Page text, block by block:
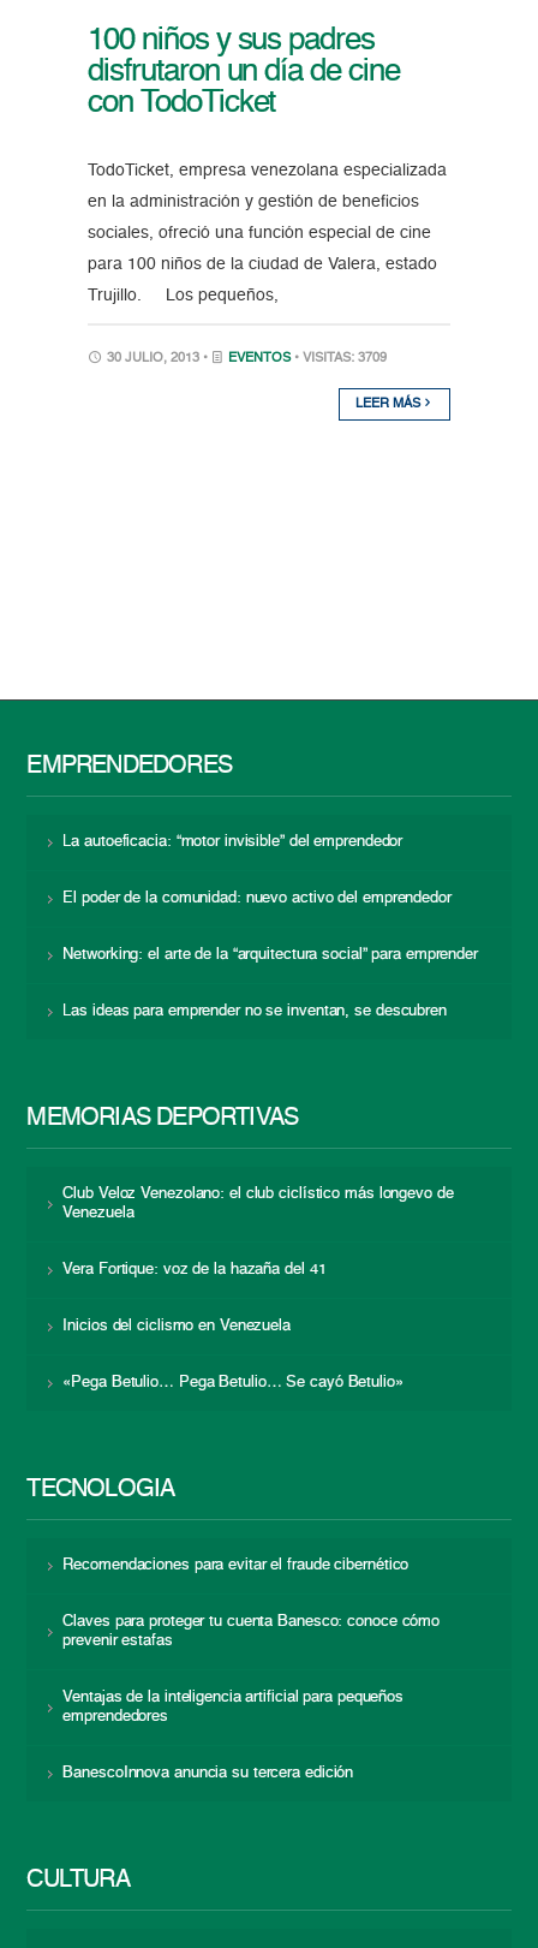
100 niños y sus padres
disfrutaron un día de cine
con TodoTicket
TodoTicket, empresa venezolana especializada
en la administración y gestión de beneficios
sociales, ofreció una función especial de cine
para 100 niños de la ciudad de Valera, estado
Trujillo. Los pequeños,
30 JULIO, 2013 • EVENTOS • VISITAS: 3709
LEER MÁS
EMPRENDEDORES
La autoeficacia: “motor invisible” del emprendedor
El poder de la comunidad: nuevo activo del emprendedor
Networking: el arte de la “arquitectura social” para emprender
Las ideas para emprender no se inventan, se descubren
MEMORIAS DEPORTIVAS
Club Veloz Venezolano: el club ciclístico más longevo de
Venezuela
Vera Fortique: voz de la hazaña del 41
Inicios del ciclismo en Venezuela
«Pega Betulio… Pega Betulio… Se cayó Betulio»
TECNOLOGÍA
Recomendaciones para evitar el fraude cibernético
Claves para proteger tu cuenta Banesco: conoce cómo
prevenir estafas
Ventajas de la inteligencia artificial para pequeños
emprendedores
BanescoInnova anuncia su tercera edición
CULTURA